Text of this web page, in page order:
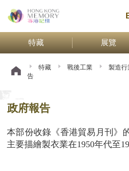
特藏 展覽
特藏 戰後工業 製造行
告
政府報告
本部份收錄《香港貿易月刊》
主要描繪製衣業在1950年代至